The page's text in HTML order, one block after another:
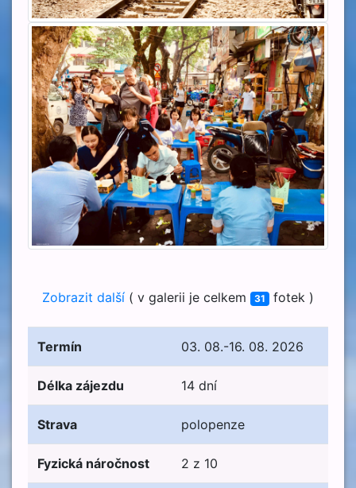
Zobrazit další ( v galerii je celkem 31 fotek )
Termín 03. 08.-16. 08. 2026
Délka zájezdu 14 dní
Strava polopenze
Fyzická náročnost 2 z 10